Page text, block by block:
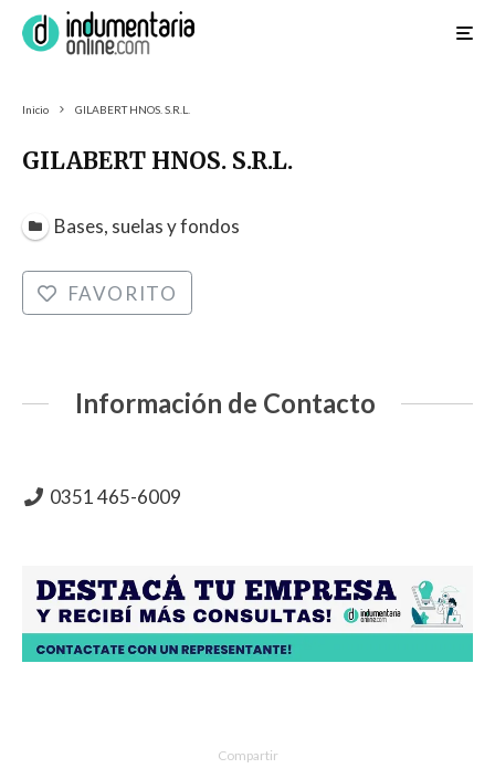
Inicio GILABERT HNOS. S.R.L.
GILABERT HNOS. S.R.L.
Bases, suelas y fondos
FAVORITO
Información de Contacto
0351 465-6009
Compartir